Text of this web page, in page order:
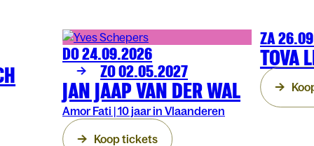
COMEDYARENBERG
DO 24.09.2026
ZO 02.05.2027
JAN JAAP VAN DER WAL
Amor Fati | 10 jaar in Vlaanderen
Koop tickets
COMEDY
ZA
TOVA